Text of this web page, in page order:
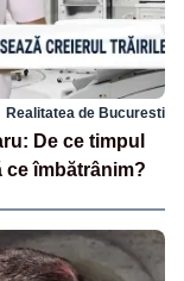
Realitatea de Bucuresti
De ce timpul
ce îmbătrânim?